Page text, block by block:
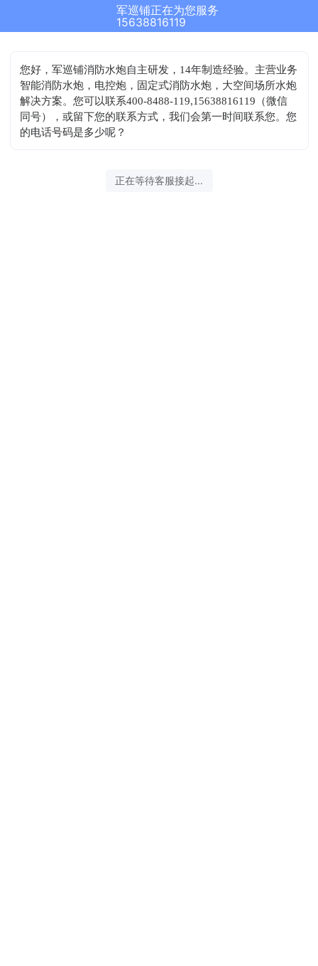
军巡铺正在为您服务
15638816119
您好，军巡铺消防水炮自主研发，14年制造经验。主营业务
智能消防水炮，电控炮，固定式消防水炮，大空间场所水炮
解决方案。您可以联系400-8488-119,15638816119（微信
同号），或留下您的联系方式，我们会第一时间联系您。您
的电话号码是多少呢？
正在等待客服接起...